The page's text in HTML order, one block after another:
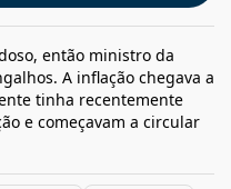
então ministro da
A inflação chegava a
tinha recentemente
e começavam a circular